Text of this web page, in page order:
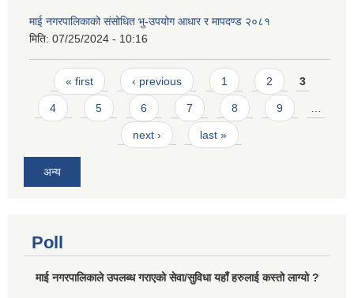
माई नगरपालिकाको संसोधित भु-उपयोग आधार र मापदण्ड २०८१
मिति: 07/25/2024 - 10:16
Pages
« first ‹ previous 1 2 3
4 5 6 7 8 9 …
next › last »
अन्य
Poll
माई नगरपालिकाले उपलब्ध गराएको सेवा/सुविधा यहाँ हरुलाई कस्तो लाग्यो ?